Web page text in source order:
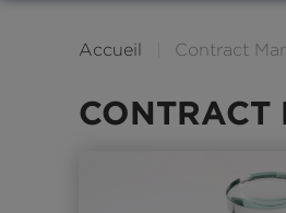
Accueil Contract
CONTRACT